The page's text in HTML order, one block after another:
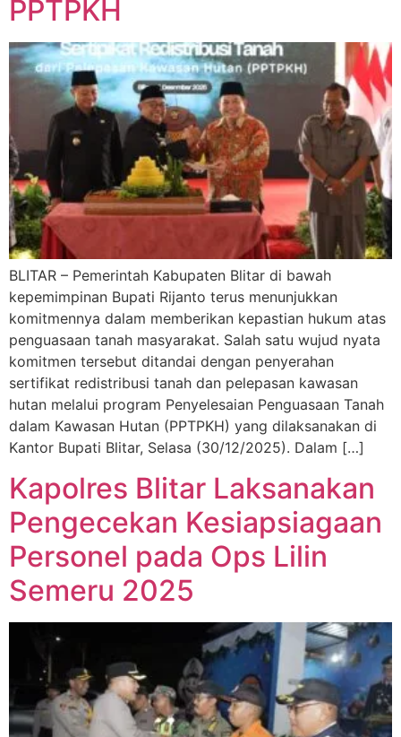
PPTPKH
BLITAR – Pemerintah Kabupaten Blitar di bawah
kepemimpinan Bupati Rijanto terus menunjukkan
komitmennya dalam memberikan kepastian hukum atas
penguasaan tanah masyarakat. Salah satu wujud nyata
komitmen tersebut ditandai dengan penyerahan
sertifikat redistribusi tanah dan pelepasan kawasan
hutan melalui program Penyelesaian Penguasaan Tanah
dalam Kawasan Hutan (PPTPKH) yang dilaksanakan di
Kantor Bupati Blitar, Selasa (30/12/2025). Dalam […]
Kapolres Blitar Laksanakan
Pengecekan Kesiapsiagaan
Personel pada Ops Lilin
Semeru 2025